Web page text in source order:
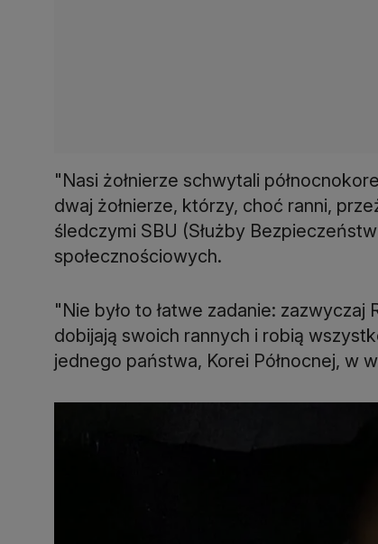
"Nasi żołnierze schwytali
dwaj żołnierze, którzy, choć ranni,
śledczymi SBU (Służby
społecznościowych.
"Nie było to łatwe zadanie: zazwyczaj
dobijają swoich rannych i robią
jednego państwa, Korei Północnej, w